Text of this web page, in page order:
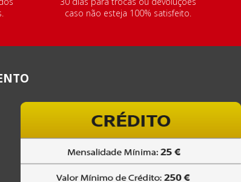
caso não esteja 100% satisfeito.